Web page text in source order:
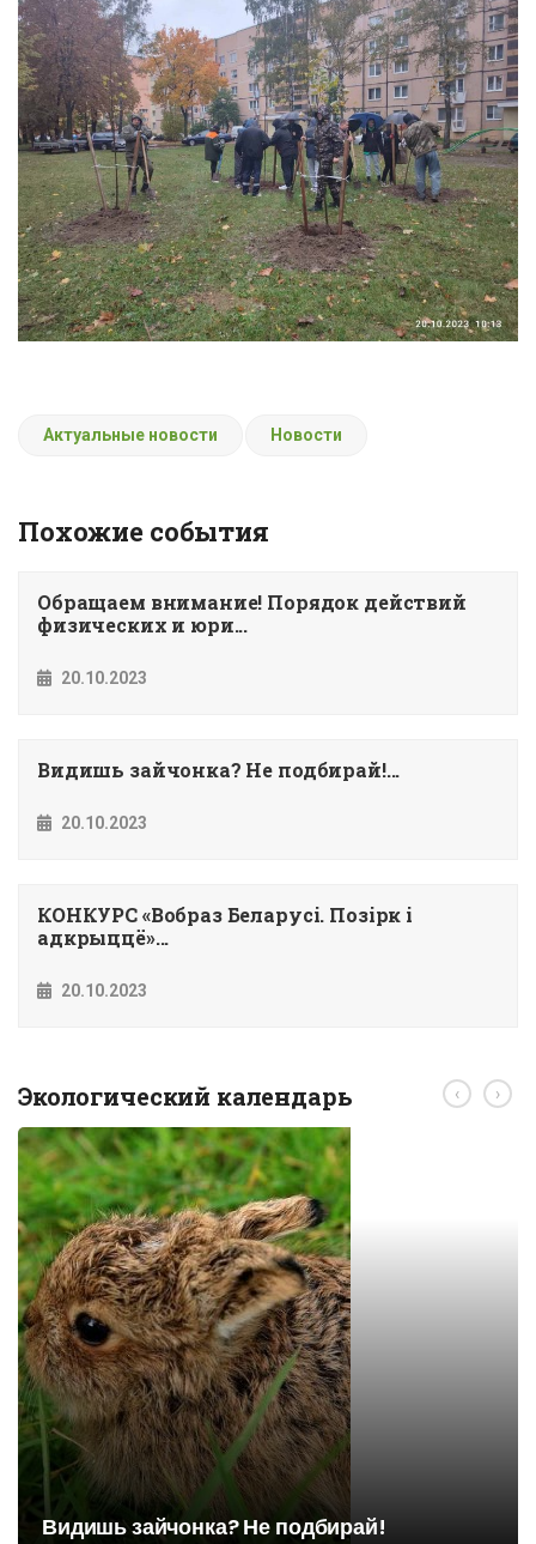
Актуальные новости Новости
Похожие события
Обращаем внимание! Порядок действий
физических и юри...
20.10.2023
Видишь зайчонка? Не подбирай!...
20.10.2023
КОНКУРС «Вобраз Беларусi. Позiрк i
адкрыццё»...
20.10.2023
Экологический календарь
Видишь зайчонка? Не подбирай!
‹ ›